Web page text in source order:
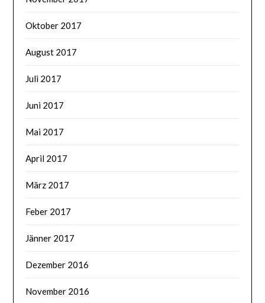
Oktober 2017
August 2017
Juli 2017
Juni 2017
Mai 2017
April 2017
März 2017
Feber 2017
Jänner 2017
Dezember 2016
November 2016